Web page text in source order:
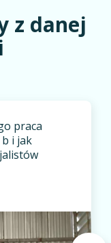
z danej
praca
i jak